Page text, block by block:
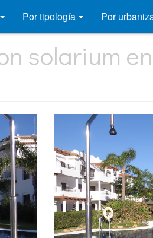
Por tipología Por
solarium